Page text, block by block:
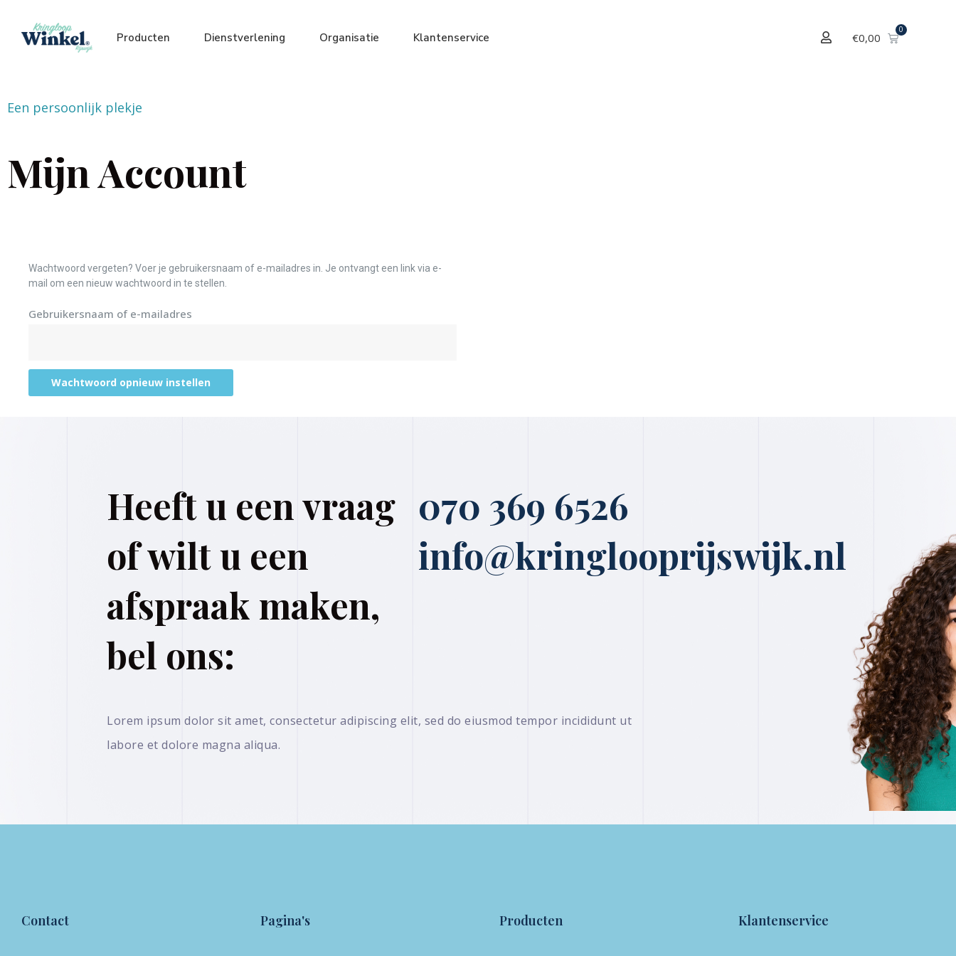
Producten Dienstverlening Organisatie Klantenservice €0,00
Een persoonlijk plekje
Mijn Account
Wachtwoord vergeten? Voer je gebruikersnaam of e-mailadres in. Je ontvangt een link via e-
mail om een nieuw wachtwoord in te stellen.
Gebruikersnaam of e-mailadres
Wachtwoord opnieuw instellen
Heeft u een vraag
of wilt u een
afspraak maken,
bel ons:
070 369 6526
info@kringlooprijswijk.nl
Lorem ipsum dolor sit amet, consectetur adipiscing elit, sed do eiusmod tempor incididunt ut
labore et dolore magna aliqua.
Contact Pagina's Producten Klantenservice